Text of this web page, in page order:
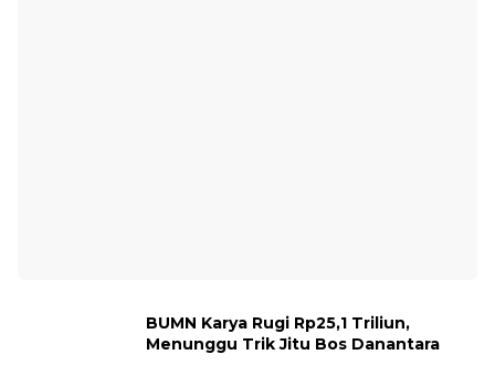
BUMN Karya Rugi Rp25,1 Triliun,
Menunggu Trik Jitu Bos Danantara